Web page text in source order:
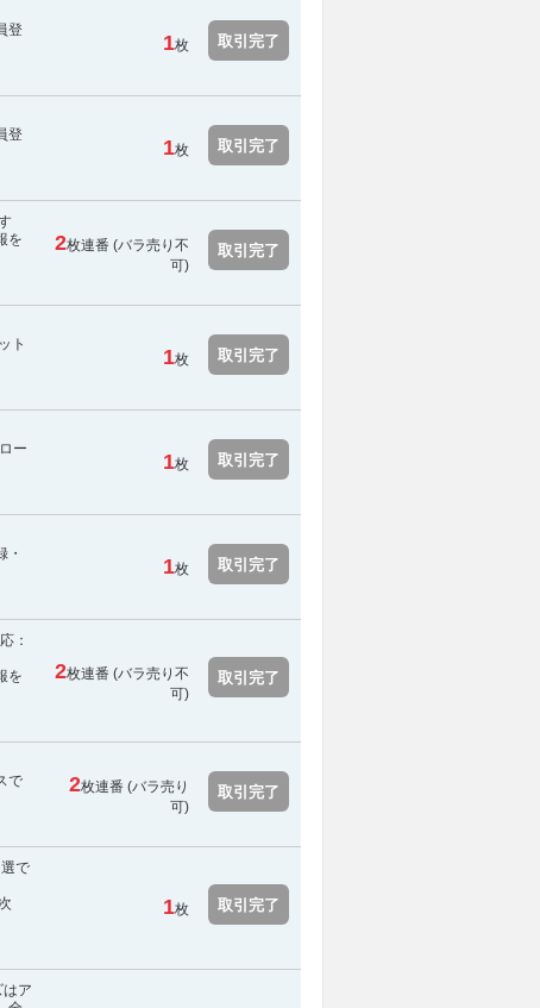
登
1枚 取引完了
登
1枚 取引完了
を
2枚連番 (バラ売り不
可)
取引完了
ト
1枚 取引完了
ー
1枚 取引完了
・
1枚 取引完了
：
を
2枚連番 (バラ売り不
可)
取引完了
で
2枚連番 (バラ売り
可)
取引完了
で
1枚 取引完了
ア